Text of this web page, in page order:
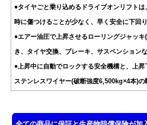
●タイヤごと乗り込めるドライブオンリフト
時に傷つけることが少なく、早く安全に下回
●エアー油圧で上昇させるローリングジャッ
き、タイヤ交換、ブレーキ、サスペンション
●上昇中に自動でロックする安全機構と、上
ステンレスワイヤー(破断強度6,500kg×4本)の